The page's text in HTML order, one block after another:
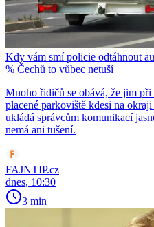
Kdy vám smí policie odtáhnout
% Čechů to vůbec netuší
Mnoho řidičů se obává, že jim
placené parkoviště kdesi na
ukládá správcům komunikací
nemá ani tušení.
FAJNTIP.cz
dnes, 10:30
3 min